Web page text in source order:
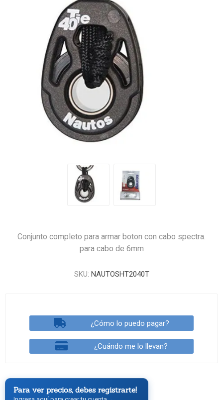
Conjunto completo para armar boton con cabo spectra.
para cabo de 6mm
SKU: NAUTOSHT2040T
¿Cómo lo puedo pagar?
¿Cuándo me lo llevan?
Para ver precios, debes registrarte!